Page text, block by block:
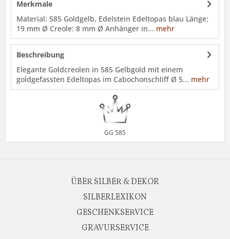
Merkmale
Material: 585 Goldgelb, Edelstein Edeltopas blau Länge:
19 mm Ø Creole: 8 mm Ø Anhänger in... mehr
Beschreibung
Elegante Goldcreolen in 585 Gelbgold mit einem
goldgefassten Edeltopas im Cabochonschliff Ø 5... mehr
GG 585
ÜBER SILBER & DEKOR
SILBERLEXIKON
GESCHENKSERVICE
GRAVURSERVICE